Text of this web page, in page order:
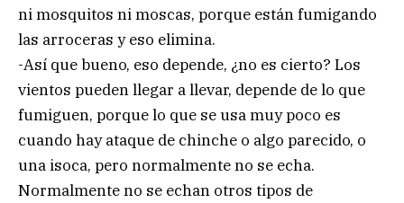
ni mosquitos ni moscas, porque están fumigando
las arroceras y eso elimina.
-Así que bueno, eso depende, ¿no es cierto? Los
vientos pueden llegar a llevar, depende de lo que
fumiguen, porque lo que se usa muy poco es
cuando hay ataque de chinche o algo parecido, o
una isoca, pero normalmente no se echa.
Normalmente no se echan otros tipos de